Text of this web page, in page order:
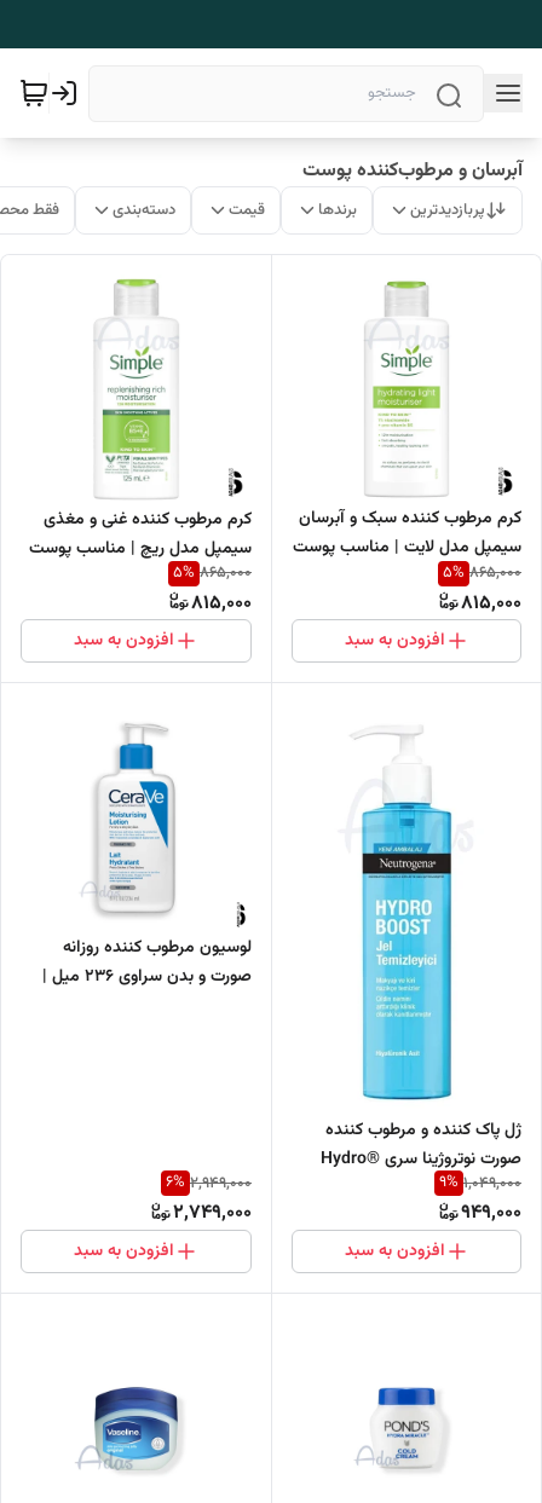
آبرسان و مرطوب‌کننده پوست
پربازدیدترین برندها قیمت دسته‌بندی فقط
کرم مرطوب کننده سبک و آبرسان
سیمپل مدل لایت | مناسب پوست
های چرب و حساس
865,000
5%
815,000
افزودن به سبد
کرم مرطوب کننده غنی و مغذی
سیمپل مدل ریچ | مناسب پوست
های خشک و حساس
865,000
5%
815,000
افزودن به سبد
ژل پاک کننده و مرطوب کننده
صورت نوتروژینا سری ®Hydro
Boost
1,049,000
9%
949,000
افزودن به سبد
لوسیون مرطوب کننده روزانه
صورت و بدن سراوی 236 میل |
2,949,000
6%
2,749,000
افزودن به سبد